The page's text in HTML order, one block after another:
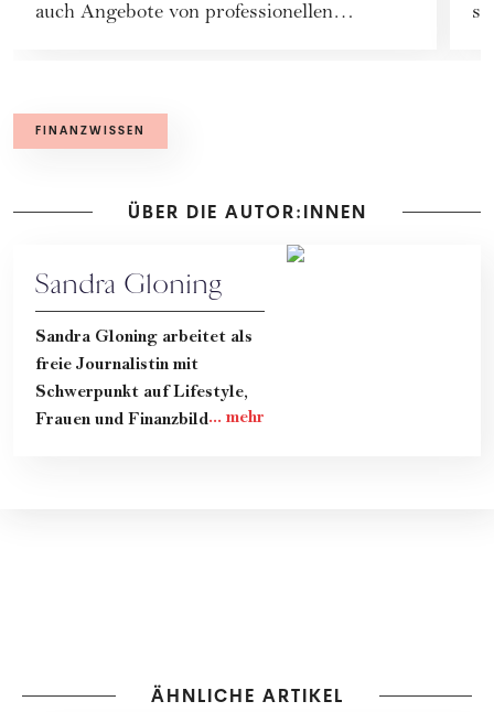
auch Angebote von professionellen
FINANZWISSEN
ÜBER DIE AUTOR:INNEN
Sandra Gloning
Sandra Gloning arbeitet als
freie Journalistin mit
Schwerpunkt auf Lifestyle,
Frauen und Finanzbildung.
Verantwortung"ÄHNLICHE ARTIKEL